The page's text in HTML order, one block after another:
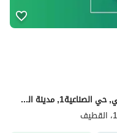
أرض للإيجار في شارع طريق أبو حدرية الفرعي, حي الصناعية1, مدينة القطيف